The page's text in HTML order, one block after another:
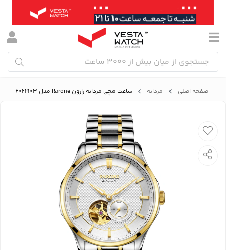
صفحه اصلی مردانه ساعت مچی مردانه رارون Rarone مدل 886021903